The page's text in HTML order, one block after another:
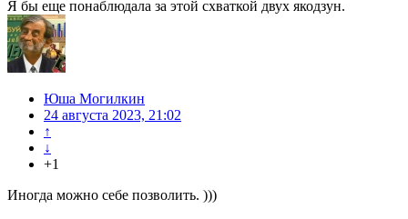
Я бы еще понаблюдала за этой схваткой двух якодзун.
Юша Могилкин
24 августа 2023, 21:02
↑
↓
+1
Иногда можно себе позволить. )))